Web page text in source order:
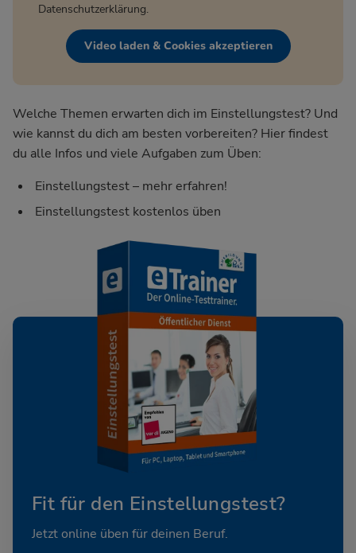
Datenschutzerklärung.
Video laden & Cookies akzeptieren
Welche Themen erwarten dich im Einstellungstest? Und
wie kannst du dich am besten vorbereiten? Hier findest
du alle Infos und viele Aufgaben zum Üben:
Einstellungstest – mehr erfahren!
Einstellungstest kostenlos üben
Fit für den Einstellungstest?
Jetzt online üben für deinen Beruf.